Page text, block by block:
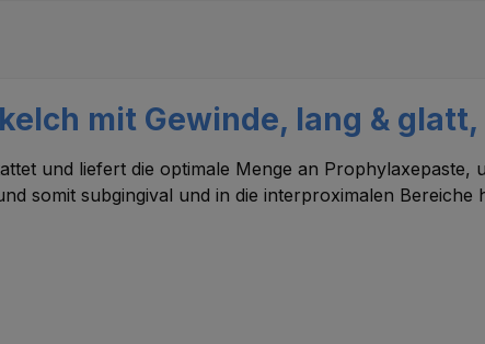
mit Gewinde, lang &
und liefert die optimale Menge an
somit subgingival und in die interproximalen